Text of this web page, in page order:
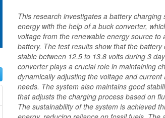
This research investigates a battery charging
energy with the help of a buck converter,
voltage from the renewable energy source to
battery. The test results show that the
stable between 12.5 to 13.8 volts during 3
converter plays a crucial role in maintaining
dynamically adjusting the voltage and
needs. The system also maintains good
that adjusts the charging process based on
The sustainability of the system is achieved